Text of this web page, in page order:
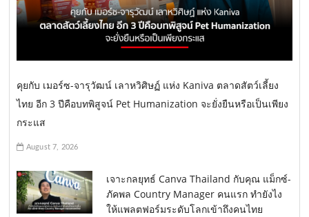
คุยกับ เมอร์ซ-จารุวัฒน์ เลาหวิศิษฏ์ แห่ง Kaniva ตลาดสัตว์เลี้ยง
ไทย อีก 3 ปีคือบทพิสูจน์ Pet Humanization จะยั่งยืนหรือเป็นเพียง
กระแส
August 7, 2026
เจาะกลยุทธ์ Canva Thailand กับคุณ แม็กซ์-
ภัคพล Country Manager คนแรก ทำยังไง
ให้แพลตฟอร์มระดับโลกเข้าถึงคนไทย